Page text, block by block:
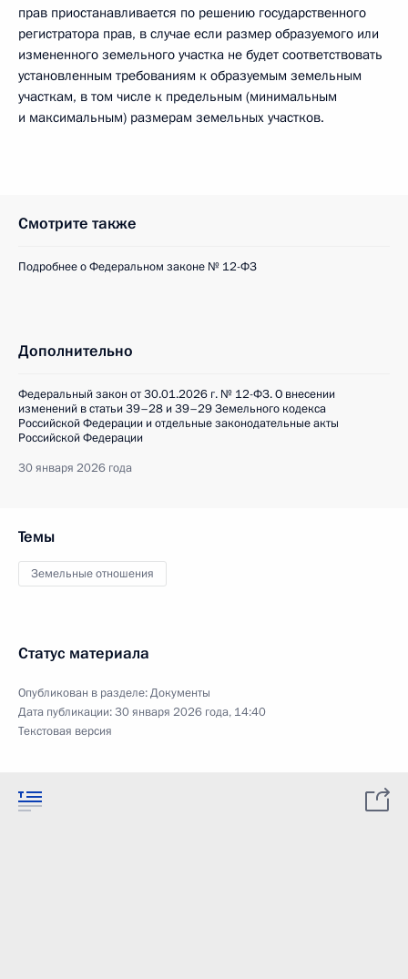
прав приостанавливается по решению государственного
регистратора прав, в случае если размер образуемого или
измененного земельного участка не будет соответствовать
установленным требованиям к образуемым земельным
участкам, в том числе к предельным (минимальным
и максимальным) размерам земельных участков.
Смотрите также
Подробнее о Федеральном законе № 12-ФЗ
Дополнительно
Федеральный закон от 30.01.2026 г. № 12-ФЗ. О внесении
изменений в статьи 39–28 и 39–29 Земельного кодекса
Российской Федерации и отдельные законодательные акты
Российской Федерации
30 января 2026 года
Темы
Земельные отношения
Статус материала
Опубликован в разделе:Документы
Дата публикации:30 января 2026 года, 14:40
Текстовая версия